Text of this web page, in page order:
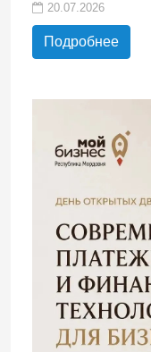
20.07.2026
Подробнее